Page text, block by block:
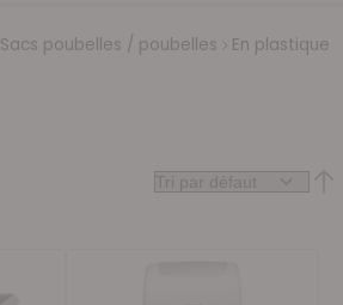
Sacs poubelles / poubelles En plastique